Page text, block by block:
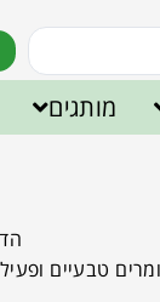
מותגים
טבעיים